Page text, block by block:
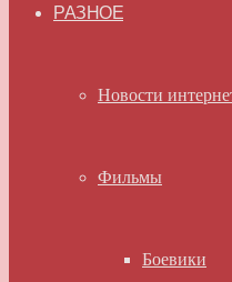
РАЗНОЕ
Новости
Фильмы
Боевики